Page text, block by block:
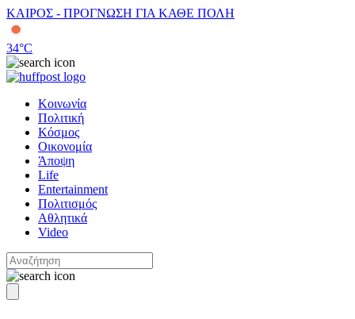
ΚΑΙΡΟΣ - ΠΡΟΓΝΩΣΗ ΓΙΑ ΚΑΘΕ ΠΟΛΗ
34°C
Κοινωνία
Πολιτική
Κόσμος
Οικονομία
Άποψη
Life
Entertainment
Πολιτισμός
Αθλητικά
Video